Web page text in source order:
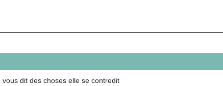
dit des choses elle se contredit